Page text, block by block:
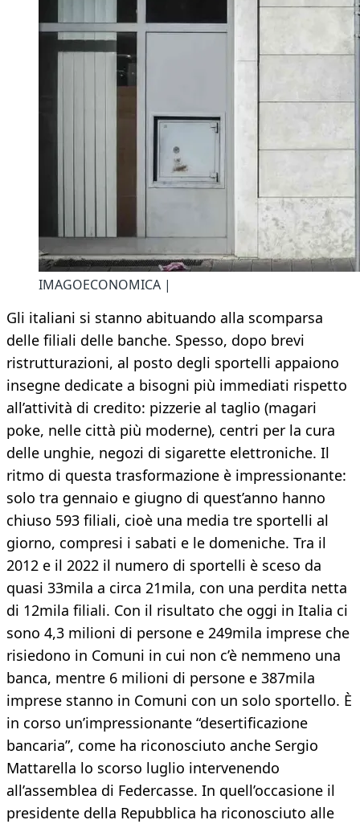
IMAGOECONOMICA |
Gli italiani si stanno abituando alla scomparsa
delle filiali delle banche. Spesso, dopo brevi
ristrutturazioni, al posto degli sportelli appaiono
insegne dedicate a bisogni più immediati rispetto
all’attività di credito: pizzerie al taglio (magari
poke, nelle città più moderne), centri per la cura
delle unghie, negozi di sigarette elettroniche. Il
ritmo di questa trasformazione è impressionante:
solo tra gennaio e giugno di quest’anno hanno
chiuso 593 filiali, cioè una media tre sportelli al
giorno, compresi i sabati e le domeniche. Tra il
2012 e il 2022 il numero di sportelli è sceso da
quasi 33mila a circa 21mila, con una perdita netta
di 12mila filiali. Con il risultato che oggi in Italia ci
sono 4,3 milioni di persone e 249mila imprese che
risiedono in Comuni in cui non c’è nemmeno una
banca, mentre 6 milioni di persone e 387mila
imprese stanno in Comuni con un solo sportello. È
in corso un’impressionante “desertificazione
bancaria”, come ha riconosciuto anche Sergio
Mattarella lo scorso luglio intervenendo
all’assemblea di Federcasse. In quell’occasione il
presidente della Repubblica ha riconosciuto alle